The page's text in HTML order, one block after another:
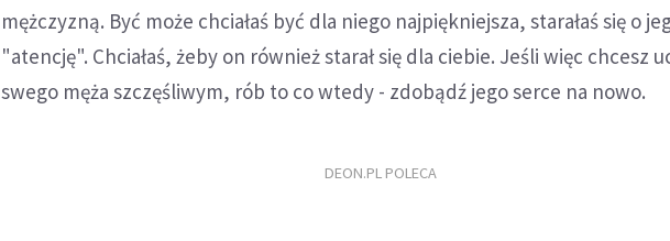
mężczyzną. Być może chciałaś być dla niego najpiękniejsza, starałaś się o
"atencję". Chciałaś, żeby on również starał się dla ciebie. Jeśli więc chcesz
swego męża szczęśliwym, rób to co wtedy - zdobądź jego serce na nowo.
DEON.PL POLECA